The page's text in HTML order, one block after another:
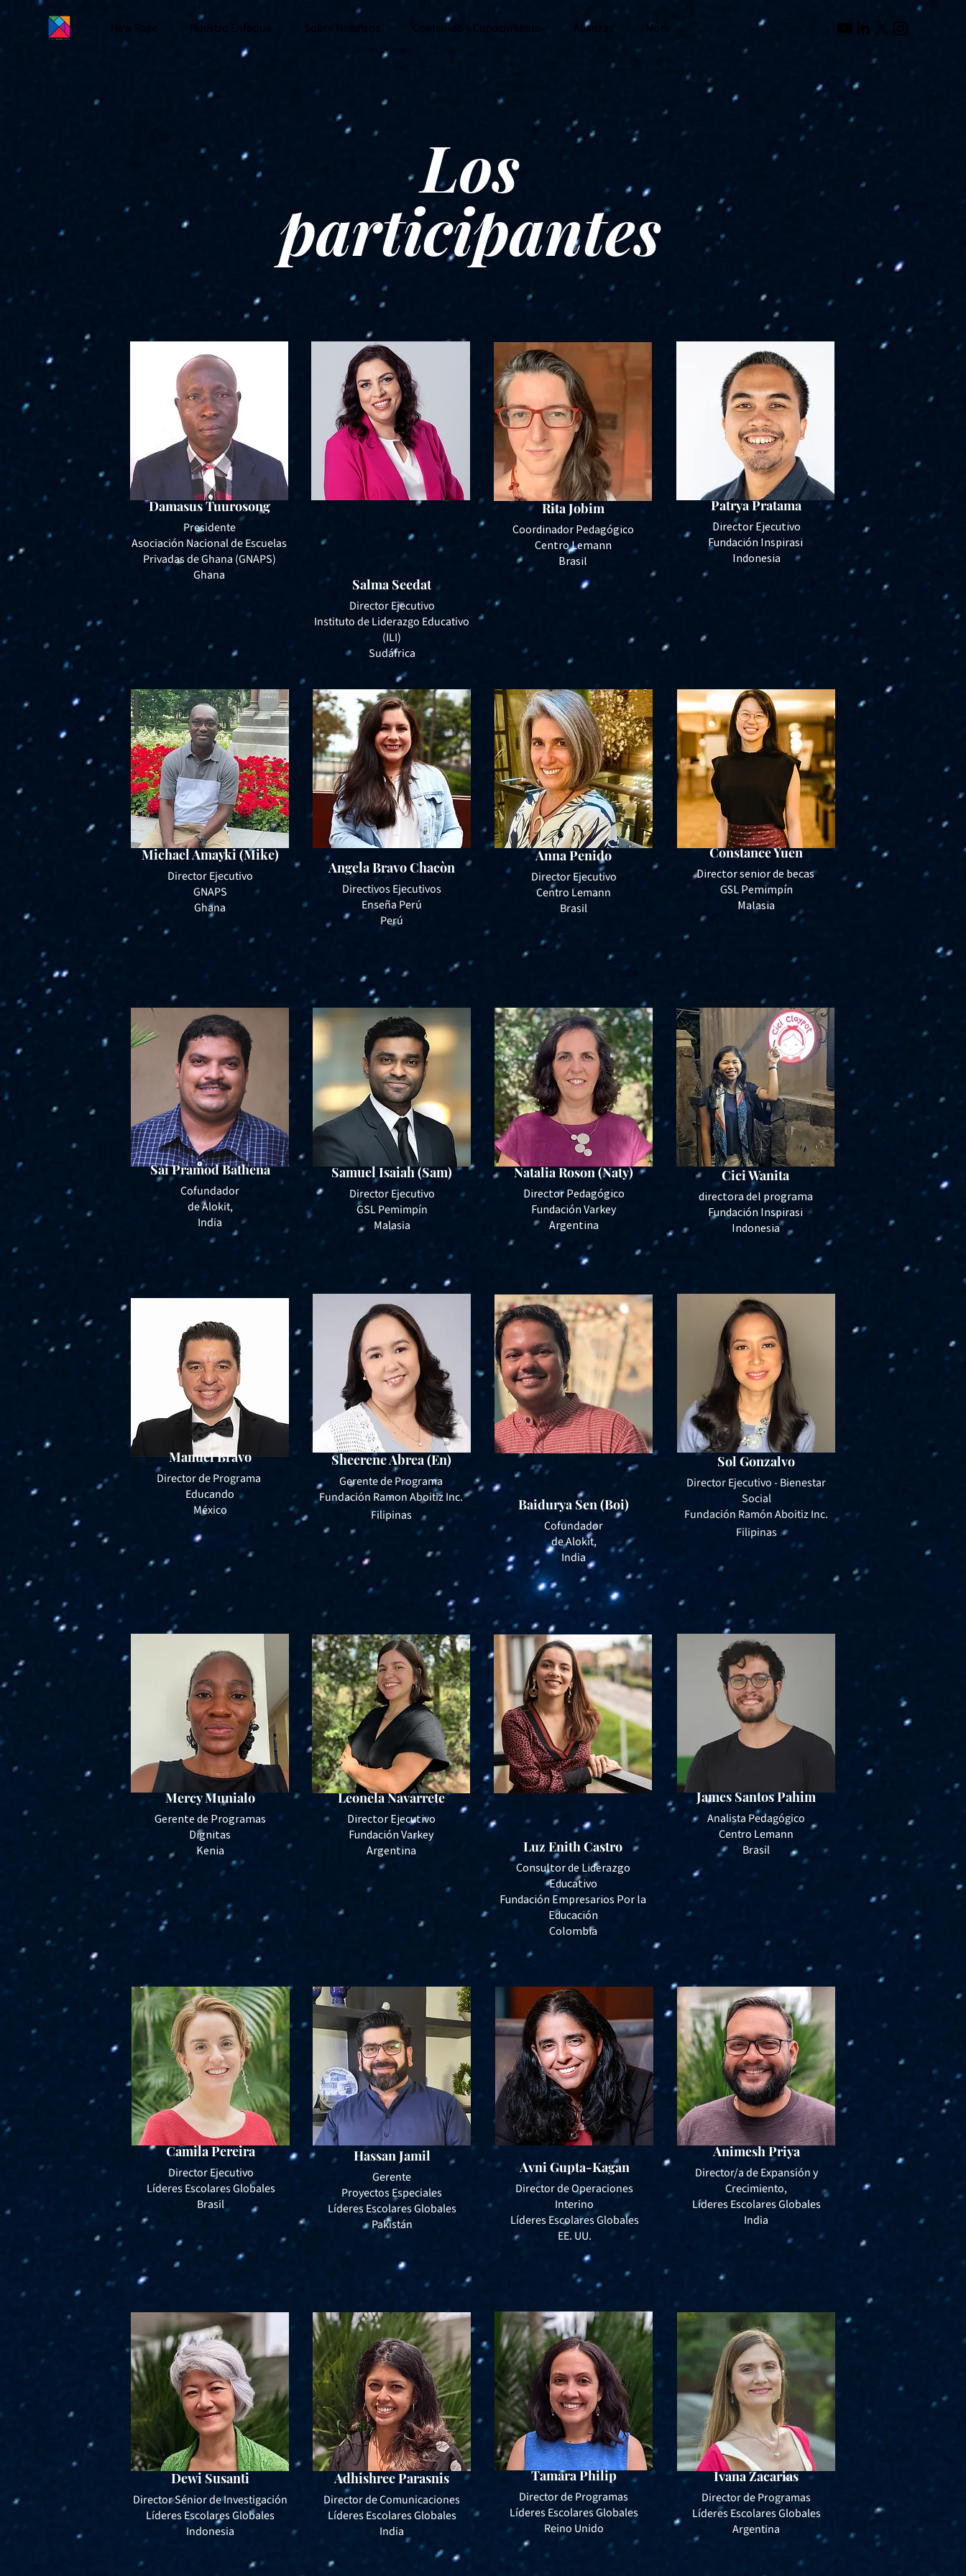
New Page Nuestro Enfoque Sobre Nosotros Contenido y Conocimiento Alianzas More
Los
participantes
Damasus Tuurosong
Presidente
Asociación Nacional de Escuelas
Privadas de Ghana (GNAPS)
Ghana
Salma Seedat
Director Ejecutivo
Instituto de Liderazgo Educativo
(ILI)
Sudáfrica
Rita Jobim
Coordinador Pedagógico
Centro Lemann
Brasil
Patrya Pratama
Director Ejecutivo
Fundación Inspirasi
Indonesia
Michael Amayki (Mike)
Director Ejecutivo
GNAPS
Ghana
Angela Bravo Chacòn
​Directivos Ejecutivos
Enseña Perú
Perú
Anna Penido
Director Ejecutivo
Centro Lemann
Brasil
Constance Yuen
​Director senior de becas
GSL Pemimpín
Malasia
Sai Pramod Bathena
Cofundador
de Alokit,
India
Samuel Isaiah (Sam)
Director Ejecutivo
GSL Pemimpín
Malasia
Natalia Roson (Naty)
Director Pedagógico
Fundación Varkey
Argentina
Cici Wanita
​directora del programa
Fundación Inspirasi
Indonesia
Manuel Bravo
​Director de Programa
Educando
México
Sheerene Abrea (En)
Gerente de Programa
Fundación Ramon Aboitiz Inc.
Filipinas
Baidurya Sen (Boi)
Cofundador
de Alokit,
India
Sol Gonzalvo
Director Ejecutivo - Bienestar
Social
Fundación Ramón Aboitiz Inc.
Filipinas
Mercy Munialo
Gerente de Programas
Dignitas
Kenia
Leonela Navarrete
Director Ejecutivo
Fundación Varkey
Argentina
Luz Enith Castro
Consultor de Liderazgo
Educativo
Fundación Empresarios Por la
Educación
Colombia
James Santos Pahim
​Analista Pedagógico
Centro Lemann
Brasil
Camila Pereira
Director Ejecutivo
Líderes Escolares Globales
Brasil
Hassan Jamil
Gerente
Proyectos Especiales
Líderes Escolares Globales
Pakistán
Avni Gupta-Kagan
Director de Operaciones
Interino
Líderes Escolares Globales
EE. UU.
Animesh Priya
Director/a de Expansión y
Crecimiento,
Líderes Escolares Globales
India
Dewi Susanti
Director Sénior de Investigación
Líderes Escolares Globales
Indonesia
Adhishree Parasnis
Director de Comunicaciones
Líderes Escolares Globales
India
Tamara Philip
Director de Programas
Líderes Escolares Globales
Reino Unido
Ivana Zacarias
Director de Programas
Líderes Escolares Globales
Argentina